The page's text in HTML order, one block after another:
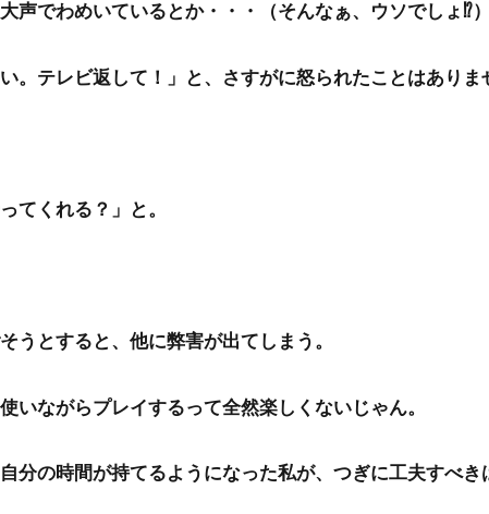
声でわめいているとか・・・（そんなぁ、ウソでしょ⁉）
。テレビ返して！」と、さすがに怒られたことはありま
てくれる？」 と。
うとすると、他に弊害が出てしまう。
いながらプレイするって全然楽しくないじゃん。
分の時間が持てるようになった私が、つぎに工夫すべき